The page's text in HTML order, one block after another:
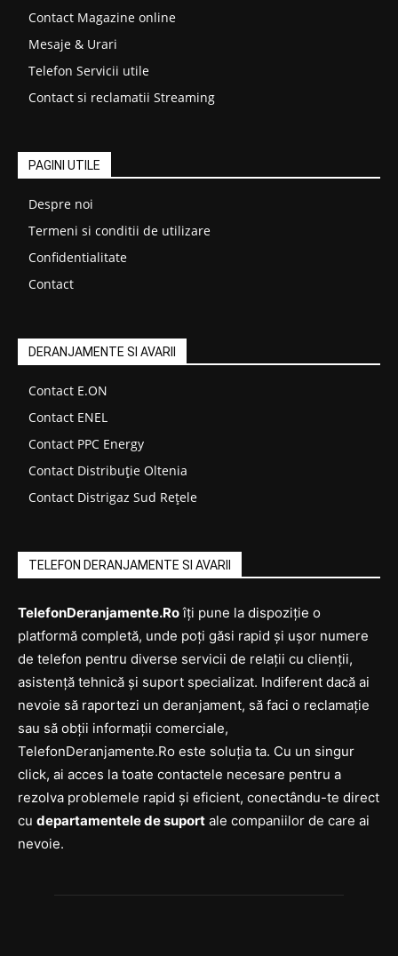
Contact Magazine online
Mesaje & Urari
Telefon Servicii utile
Contact si reclamatii Streaming
PAGINI UTILE
Despre noi
Termeni si conditii de utilizare
Confidentialitate
Contact
DERANJAMENTE SI AVARII
Contact E.ON
Contact ENEL
Contact PPC Energy
Contact Distribuție Oltenia
Contact Distrigaz Sud Rețele
TELEFON DERANJAMENTE SI AVARII
TelefonDeranjamente.Roîți pune la dispoziție o
platformă completă, unde poți găsi rapid și ușor numere
de telefon pentru diverse servicii de relații cu clienții,
asistență tehnică și suport specializat. Indiferent dacă ai
nevoie să raportezi un deranjament, să faci o reclamație
sau să obții informații comerciale,
TelefonDeranjamente.Ro este soluția ta. Cu un singur
click, ai acces la toate contactele necesare pentru a
rezolva problemele rapid și eficient, conectându-te direct
cu departamentele de suport ale companiilor de care ai
nevoie.